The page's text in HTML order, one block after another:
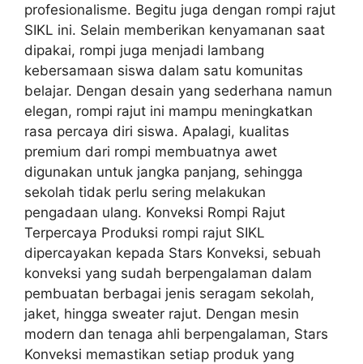
profesionalisme. Begitu juga dengan rompi rajut
SIKL ini. Selain memberikan kenyamanan saat
dipakai, rompi juga menjadi lambang
kebersamaan siswa dalam satu komunitas
belajar. Dengan desain yang sederhana namun
elegan, rompi rajut ini mampu meningkatkan
rasa percaya diri siswa. Apalagi, kualitas
premium dari rompi membuatnya awet
digunakan untuk jangka panjang, sehingga
sekolah tidak perlu sering melakukan
pengadaan ulang. Konveksi Rompi Rajut
Terpercaya Produksi rompi rajut SIKL
dipercayakan kepada Stars Konveksi, sebuah
konveksi yang sudah berpengalaman dalam
pembuatan berbagai jenis seragam sekolah,
jaket, hingga sweater rajut. Dengan mesin
modern dan tenaga ahli berpengalaman, Stars
Konveksi memastikan setiap produk yang